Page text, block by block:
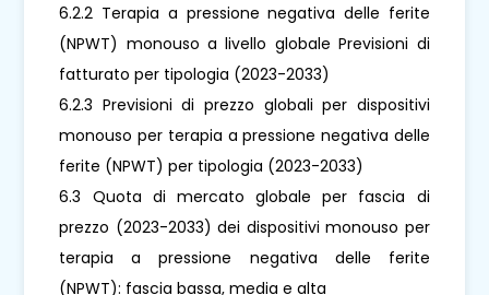
6.2.2 Terapia a pressione negativa delle ferite
(NPWT) monouso a livello globale Previsioni di
fatturato per tipologia (2023-2033)
6.2.3 Previsioni di prezzo globali per dispositivi
monouso per terapia a pressione negativa delle
ferite (NPWT) per tipologia (2023-2033)
6.3 Quota di mercato globale per fascia di
prezzo (2023-2033) dei dispositivi monouso per
terapia a pressione negativa delle ferite
(NPWT): fascia bassa, media e alta